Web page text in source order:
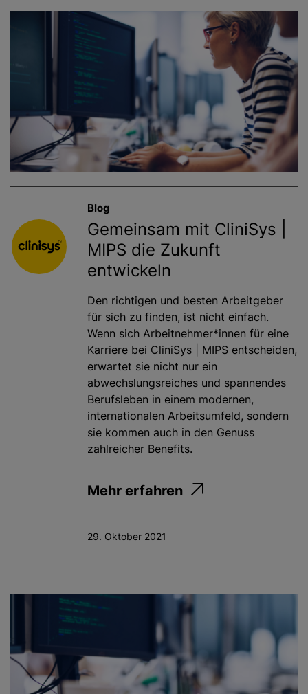
Blog
Gemeinsam mit CliniSys |
MIPS die Zukunft
entwickeln
Den richtigen und besten Arbeitgeber
für sich zu finden, ist nicht einfach.
Wenn sich Arbeitnehmer*innen für eine
Karriere bei CliniSys | MIPS entscheiden,
erwartet sie nicht nur ein
abwechslungsreiches und spannendes
Berufsleben in einem modernen,
internationalen Arbeitsumfeld, sondern
sie kommen auch in den Genuss
zahlreicher Benefits.
Mehr erfahren
29. Oktober 2021